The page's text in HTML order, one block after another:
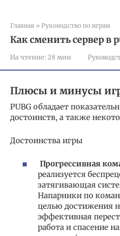
Главная » Руководство по играм
Как сменить сервер в
На чтение: 28 мин
Плюсы и минусы
PUBG обладает
достоинств, а также
Достоинства игры
Прогрессивная
реализуется
затягивающая
Напарники по
целью достижения
эффективная
работа и спасение